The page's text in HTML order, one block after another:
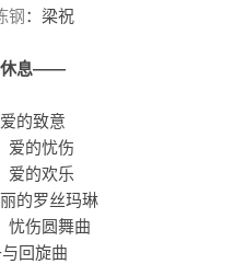
钢 ：梁祝
息——
的致意
爱的忧伤
爱的欢乐
的罗丝玛琳
忧伤圆舞曲
回旋曲